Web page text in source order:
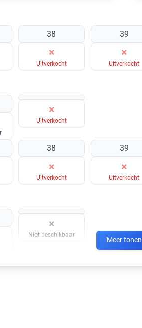
38
×
Uitverkocht
39
×
Uitverkocht
×
Uitverkocht
38
×
Uitverkocht
39
×
Uitverkocht
×
Niet beschikbaar
Meer tonen